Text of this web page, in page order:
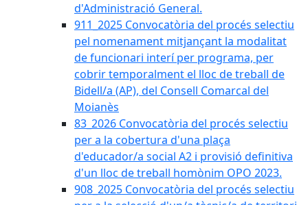
d'Administració General.
911_2025 Convocatòria del procés selectiu
pel nomenament mitjançant la modalitat
de funcionari interí per programa, per
cobrir temporalment el lloc de treball de
Bidell/a (AP), del Consell Comarcal del
Moianès
83_2026 Convocatòria del procés selectiu
per a la cobertura d'una plaça
d'educador/a social A2 i provisió definitiva
d'un lloc de treball homònim OPO 2023.
908_2025 Convocatòria del procés selectiu